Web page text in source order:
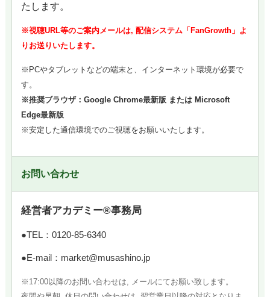
たします。
※視聴URL等のご案内メールは, 配信システム「FanGrowth」よ
りお送りいたします。
※PCやタブレットなどの端末と、インターネット環境が必要で
す。
※推奨ブラウザ：Google Chrome最新版 または Microsoft
Edge最新版
※安定した通信環境でのご視聴をお願いいたします。
お問い合わせ
経営者アカデミー®事務局
●TEL：0120-85-6340
●E-mail：market@musashino.jp
※17:00以降のお問い合わせは, メールにてお願い致します。